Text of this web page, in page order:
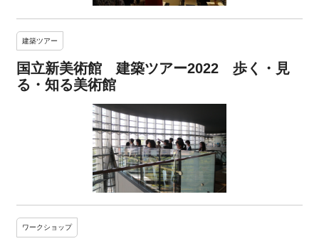
建築ツアー
国立新美術館 建築ツアー2022 歩く・見
る・知る美術館
ワークショップ